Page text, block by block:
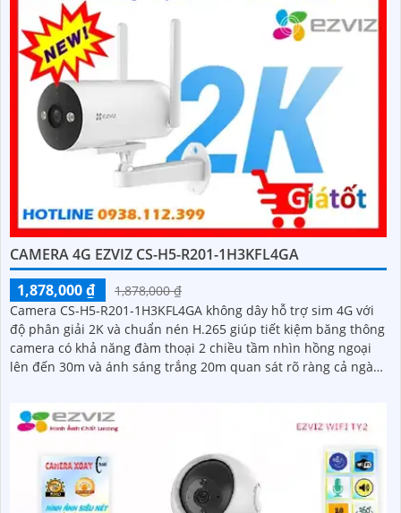
CAMERA 4G EZVIZ CS-H5-R201-1H3KFL4GA
1,878,000 ₫
1,878,000 ₫
Camera CS-H5-R201-1H3KFL4GA không dây hỗ trợ sim 4G với
độ phân giải 2K và chuẩn nén H.265 giúp tiết kiệm băng thông
camera có khả năng đàm thoại 2 chiều tầm nhìn hồng ngoại
lên đến 30m và ánh sáng trắng 20m quan sát rõ ràng cả ngày
cho công trình kho hàng, nhà xưởng công trình